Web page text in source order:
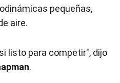
pequeñas,
aire.
listo para competir", dijo
.